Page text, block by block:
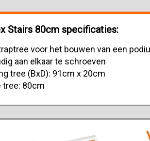
Stairs 80cm specificaties:
voor het bouwen van een
aan elkaar te schroeven
tree (BxD): 91cm x 20cm
tree: 80cm